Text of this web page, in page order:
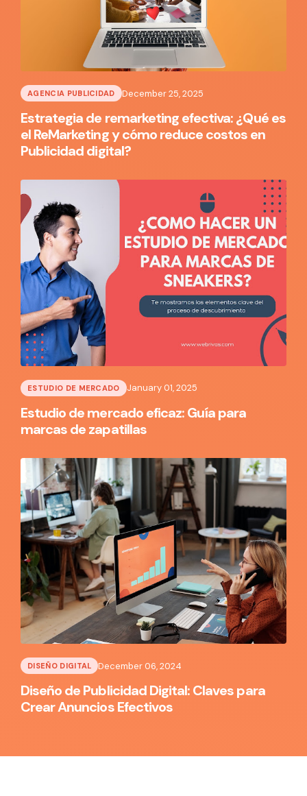
AGENCIA PUBLICIDAD December 25, 2025
Estrategia de remarketing efectiva: ¿Qué es
el ReMarketing y cómo reduce costos en
Publicidad digital?
ESTUDIO DE MERCADO January 01, 2025
Estudio de mercado eficaz: Guía para
marcas de zapatillas
DISEÑO DIGITAL December 06, 2024
Diseño de Publicidad Digital: Claves para
Crear Anuncios Efectivos